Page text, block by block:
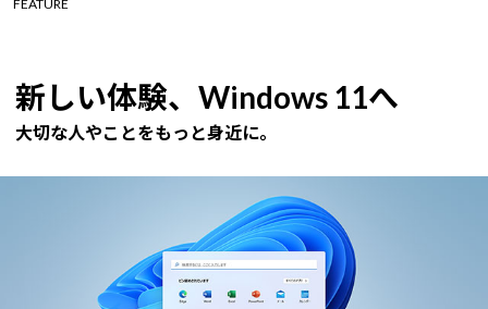
FEATURE
新しい体験、Windows 11へ
大切な人やことをもっと身近に。